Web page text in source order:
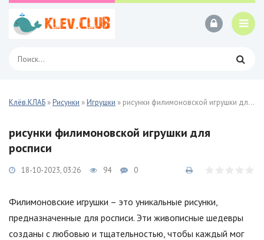
Клёв.КЛАБ »Рисунки »Игрушки » рисунки филимоновской игрушки для росписи
рисунки филимоновской игрушки для
росписи
18-10-2023, 03:26 94 0
Филимоновские игрушки – это уникальные рисунки,
предназначенные для росписи. Эти живописные шедевры
созданы с любовью и тщательностью, чтобы каждый мог